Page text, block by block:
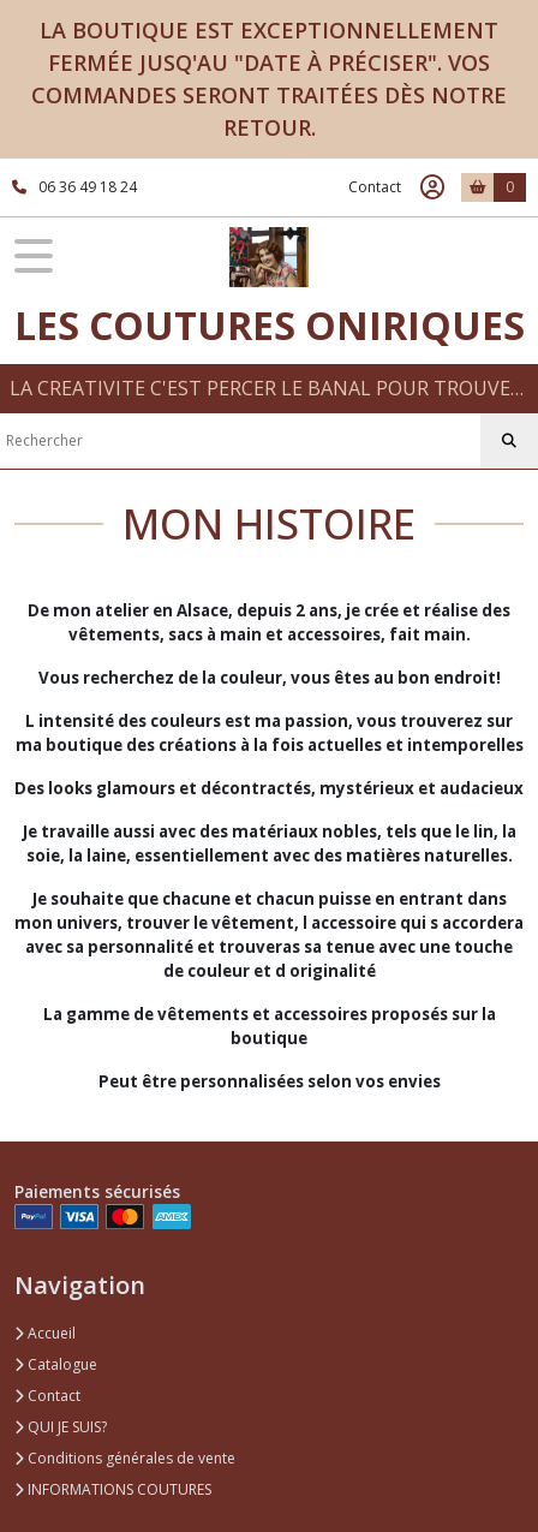
LA BOUTIQUE EST EXCEPTIONNELLEMENT
FERMÉE JUSQ'AU "DATE À PRÉCISER". VOS
COMMANDES SERONT TRAITÉES DÈS NOTRE
RETOUR.
06 36 49 18 24 Contact 0
LES COUTURES ONIRIQUES
LA CREATIVITE C'EST PERCER LE BANAL POUR TROUVER LE MERVEILLEUX CREATIONS FAIT MAIN
MON HISTOIRE
De mon atelier en Alsace, depuis 2 ans, je crée et réalise des
vêtements, sacs à main et accessoires, fait main.
Vous recherchez de la couleur, vous êtes au bon endroit!
L intensité des couleurs est ma passion, vous trouverez sur
ma boutique des créations à la fois actuelles et intemporelles
Des looks glamours et décontractés, mystérieux et audacieux
Je travaille aussi avec des matériaux nobles, tels que le lin, la
soie, la laine, essentiellement avec des matières naturelles.
Je souhaite que chacune et chacun puisse en entrant dans
mon univers, trouver le vêtement, l accessoire qui s accordera
avec sa personnalité et trouveras sa tenue avec une touche
de couleur et d originalité
La gamme de vêtements et accessoires proposés sur la
boutique
Peut être personnalisées selon vos envies
Paiements sécurisés
Navigation
Accueil
Catalogue
Contact
QUI JE SUIS?
Conditions générales de vente
INFORMATIONS COUTURES